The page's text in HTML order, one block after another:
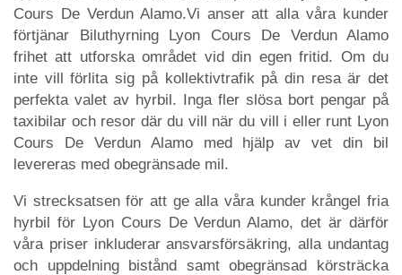
Cours De Verdun Alamo.Vi anser att alla våra kunder
förtjänar Biluthyrning Lyon Cours De Verdun Alamo
frihet att utforska området vid din egen fritid. Om du
inte vill förlita sig på kollektivtrafik på din resa är det
perfekta valet av hyrbil. Inga fler slösa bort pengar på
taxibilar och resor där du vill när du vill i eller runt Lyon
Cours De Verdun Alamo med hjälp av vet din bil
levereras med obegränsade mil.
Vi strecksatsen för att ge alla våra kunder krångel fria
hyrbil för Lyon Cours De Verdun Alamo, det är därför
våra priser inkluderar ansvarsförsäkring, alla undantag
och uppdelning bistånd samt obegränsad körsträcka